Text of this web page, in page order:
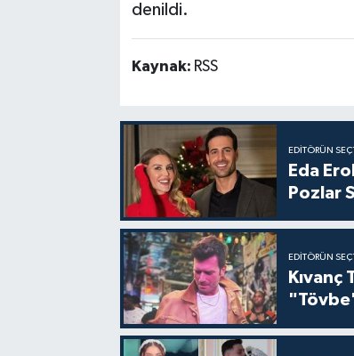
denildi.
Kaynak: RSS
EDITÖRÜN
Eda
Pozlar
EDITÖRÜN
Kıvanç